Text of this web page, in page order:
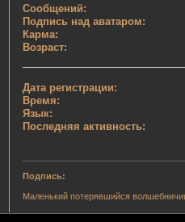
Сообщений:
Подпись над аватаром:
Карма:
Возраст:
Дата регистрации:
Время:
Язык:
Последняя активность:
Подпись:
Маленький потерявшийся